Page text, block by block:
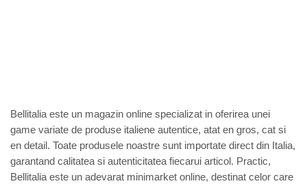
Bellitalia este un magazin online specializat in oferirea unei
game variate de produse italiene autentice, atat en gros, cat si
en detail. Toate produsele noastre sunt importate direct din Italia,
garantand calitatea si autenticitatea fiecarui articol. Practic,
Bellitalia este un adevarat minimarket online, destinat celor care